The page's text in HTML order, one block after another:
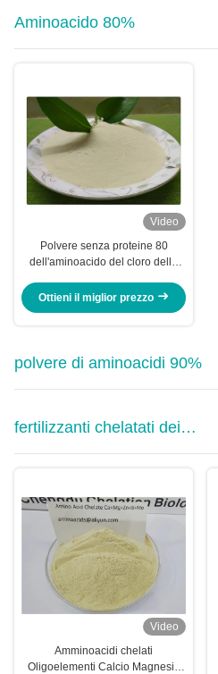
Aminoacido 80%
Video
Polvere senza proteine 80
dell'aminoacido del cloro della
Ottieni il miglior prezzo
polvere di aminoacidi 90%
fertilizzanti chelatati dei
micronutrienti
Video
Amminoacidi chelati
Oligoelementi Calcio Magnesio